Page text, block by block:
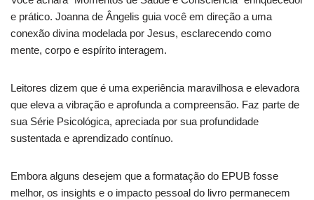
e prático. Joanna de Ângelis guia você em direção a uma
conexão divina modelada por Jesus, esclarecendo como
mente, corpo e espírito interagem.
Leitores dizem que é uma experiência maravilhosa e elevadora
que eleva a vibração e aprofunda a compreensão. Faz parte de
sua Série Psicológica, apreciada por sua profundidade
sustentada e aprendizado contínuo.
Embora alguns desejem que a formatação do EPUB fosse
melhor, os insights e o impacto pessoal do livro permanecem